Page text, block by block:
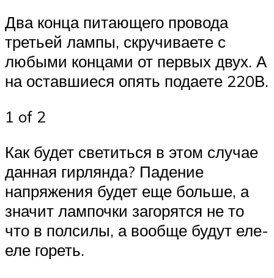
Два конца питающего провода
третьей лампы, скручиваете с
любыми концами от первых двух. А
на оставшиеся опять подаете 220В.
1 of 2
Как будет светиться в этом случае
данная гирлянда? Падение
напряжения будет еще больше, а
значит лампочки загорятся не то
что в полсилы, а вообще будут еле-
еле гореть.